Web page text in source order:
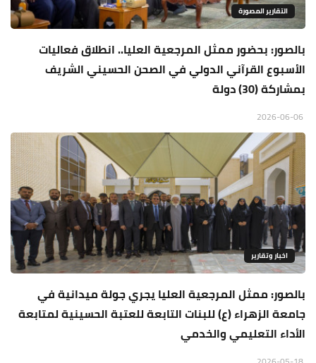
التقارير المصورة
بالصور: بحضور ممثل المرجعية العليا.. انطلاق فعاليات
الأسبوع القرآني الدولي في الصحن الحسيني الشريف
بمشاركة (30) دولة
اخبار وتقارير
بالصور: ممثل المرجعية العليا يجري جولة ميدانية في
جامعة الزهراء (ع) للبنات التابعة للعتبة الحسينية لمتابعة
الأداء التعليمي والخدمي